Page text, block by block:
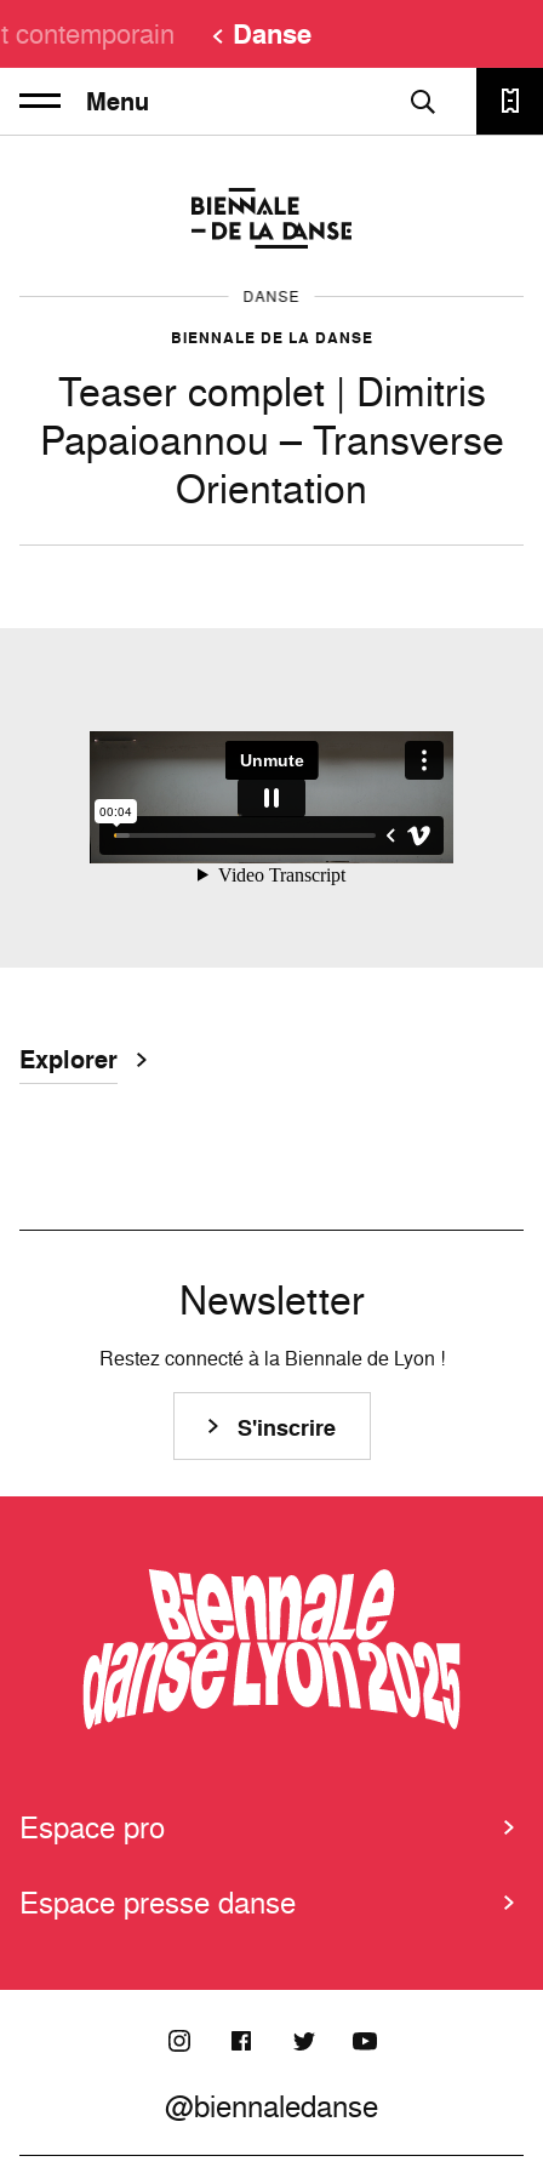
contemporain Danse
Menu
DANSE
BIENNALE DE LA DANSE
Teaser complet | Dimitris
Papaioannou – Transverse
Orientation
Explorer
Newsletter
Restez connecté à la Biennale de Lyon !
S'inscrire
Espace pro
Espace presse danse
@biennaledanse